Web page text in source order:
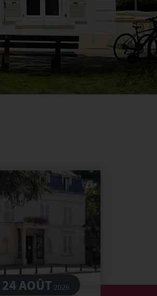
24 AOÛT 2026
09